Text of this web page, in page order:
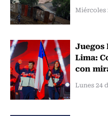
Miércoles
Juegos
Lima:
con
Lunes 24